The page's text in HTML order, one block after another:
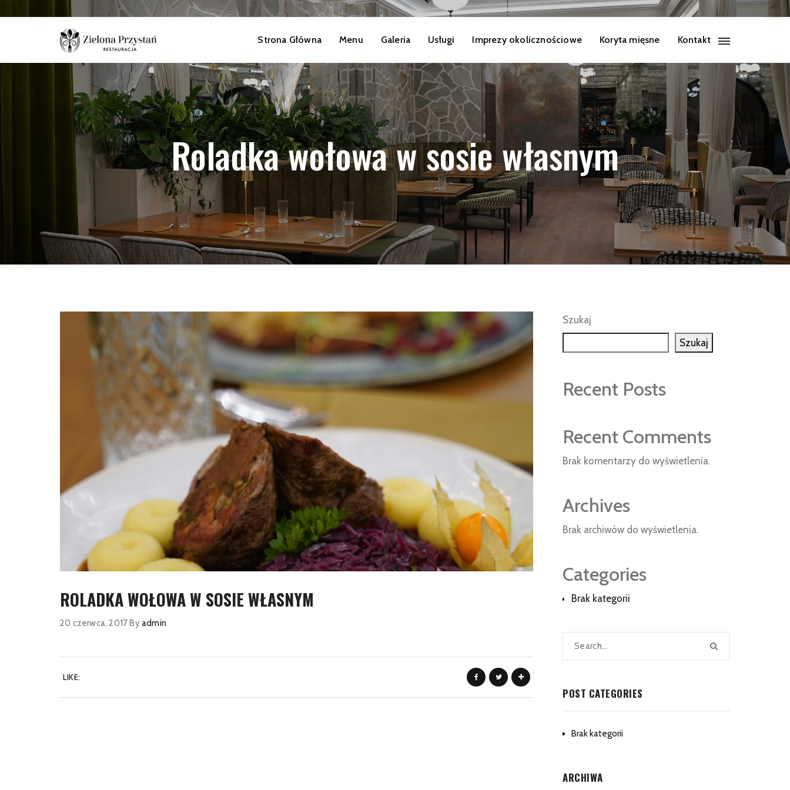
Strona Główna Menu Galeria Usługi Imprezy okolicznościowe Koryta mięsne Kontakt
Roladka wołowa w sosie własnym
ROLADKA WOŁOWA W SOSIE WŁASNYM
20 czerwca, 2017Byadmin
LIKE:
Szukaj
Szukaj
Recent Posts
Recent Comments
Brak komentarzy do wyświetlenia.
Archives
Brak archiwów do wyświetlenia.
Categories
Brak kategorii
POST CATEGORIES
Brak kategorii
ARCHIWA